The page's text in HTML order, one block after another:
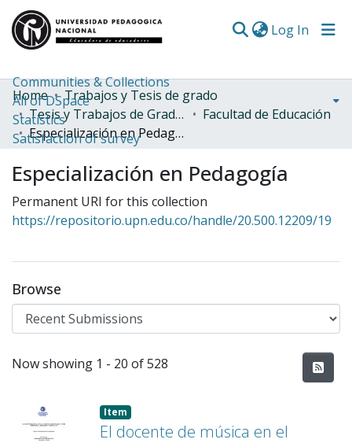
Log In
Communities & Collections
All of DSpace
Statistics
Satisfaction of survey
Home
Trabajos y Tesis de grado
Tesis y Trabajos de Grado (Posgrado)
Facultad de Educación
Especialización en Pedagogía
Especialización en Pedagogía
Permanent URI for this collection
https://repositorio.upn.edu.co/handle/20.500.12209/19
Browse
Recent Submissions
Now showing 1 - 20 of 528
Item
El docente de música en el